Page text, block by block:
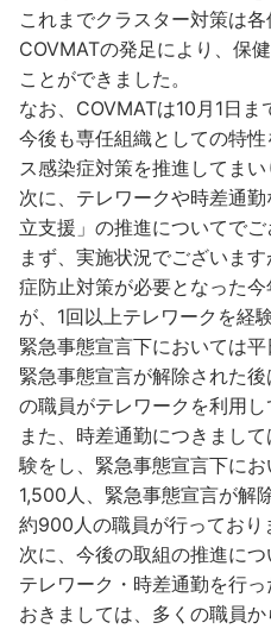
これまでクラスター対策は
COVMATの発足により、保
ことができました。
なお、COVMATは10月1日ま
今後も専任組織としての特
ス感染症対策を推進してまい
次に、テレワークや時差通
立支援」の推進についてでご
まず、実施状況でございま
症防止対策が必要となった
が、1回以上テレワークを経
緊急事態宣言下においては平
緊急事態宣言が解除された
の職員がテレワークを利用し
また、時差通勤につきまし
験をし、緊急事態宣言下に
1,500人、緊急事態宣言が解
約900人の職員が行っており
次に、今後の取組の推進につ
テレワーク・時差通勤を行
おきましては、多くの職員